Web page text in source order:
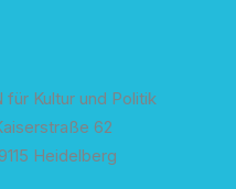
für Kultur und Politik
62
Heidelberg